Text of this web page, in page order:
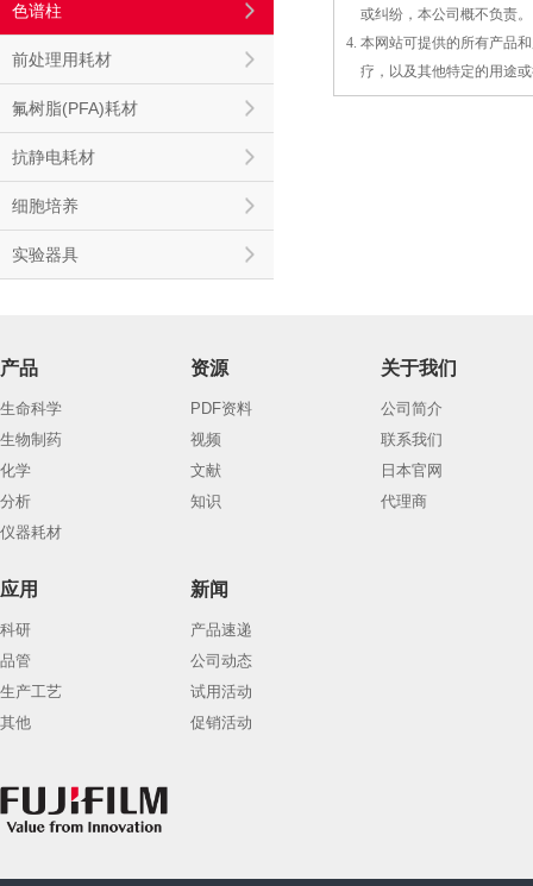
色谱柱
前处理用耗材
氟树脂(PFA)耗材
抗静电耗材
细胞培养
实验器具
或纠纷，本公司概不负责。
4. 本网站可提供的所有产品
疗，以及其他特定的用途
产品
生命科学
生物制药
化学
分析
仪器耗材
资源
PDF资料
视频
文献
知识
关于我们
公司简介
联系我们
日本官网
代理商
应用
科研
品管
生产工艺
其他
新闻
产品速递
公司动态
试用活动
促销活动